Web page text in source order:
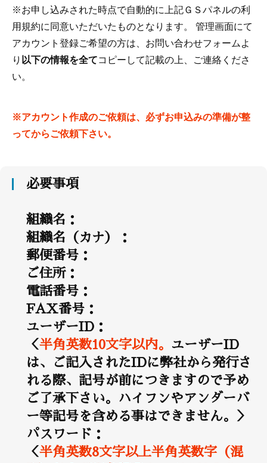
※お申し込みされた時点で自動的に上記ＧＳパネルの利
用規約に同意いただいたものとなります。 管理画面にて
アカウント登録ご希望の方は、お問い合わせフォームよ
り 以下の情報を全てコピーして記載の上、ご連絡くださ
い。
※アカウント作成のご依頼は、必ずお申込みの準備が整
ってからご依頼下さい。
必要事項
組織名：
組織名（カナ）：
郵便番号：
ご住所：
電話番号：
FAX番号：
ユーザーID：
＜半角英数10文字以内。 ユーザーID
は、ご記入されたIDに弊社から発行さ
れる際、記号が前につきますので予め
ご了承下さい。ハイフンやアンダーバ
ー等記号を含める事はできません。＞
パスワード：
＜半角英数8文字以上半角英数字（混